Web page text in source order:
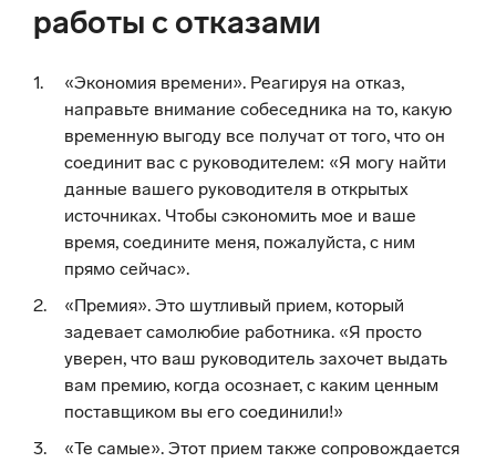
работы с отказами
«Экономия времени». Реагируя на отказ,
направьте внимание собеседника на то, какую
временную выгоду все получат от того, что он
соединит вас с руководителем: «Я могу найти
данные вашего руководителя в открытых
источниках. Чтобы сэкономить мое и ваше
время, соедините меня, пожалуйста, с ним
прямо сейчас».
«Премия». Это шутливый прием, который
задевает самолюбие работника. «Я просто
уверен, что ваш руководитель захочет выдать
вам премию, когда осознает, с каким ценным
поставщиком вы его соединили!»
«Те самые». Этот прием также сопровождается